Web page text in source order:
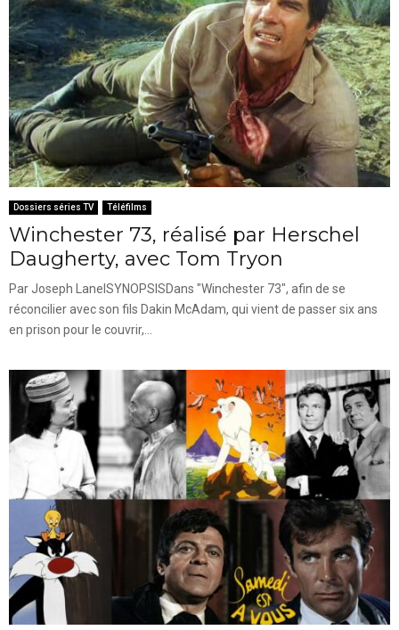
Dossiers séries TV Téléfilms
Winchester 73, réalisé par Herschel
Daugherty, avec Tom Tryon
Par Joseph LanelSYNOPSISDans "Winchester 73", afin de se
réconcilier avec son fils Dakin McAdam, qui vient de passer six ans
en prison pour le couvrir,...